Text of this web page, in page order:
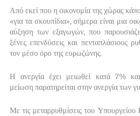
Από εκεί που η οικονομία της χώρας
«για τα σκουπίδια», σήμερα είναι μια
αύξηση των εξαγωγών, που
ξένες επενδύσεις και πενταπλάσιους
τον μέσο όρο της ευρωζώνης.
Η ανεργία έχει μειωθεί κατά 7%
μείωση παρατηρείται στην ανεργία των
Με τις μεταρρυθμίσεις του